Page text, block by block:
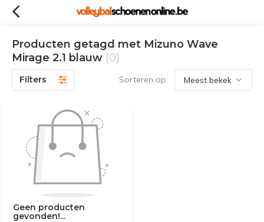
Producten getagd met Mizuno Wave
Mirage 2.1 blauw (0)
Filters Sorteren op:
Geen producten
gevonden!...